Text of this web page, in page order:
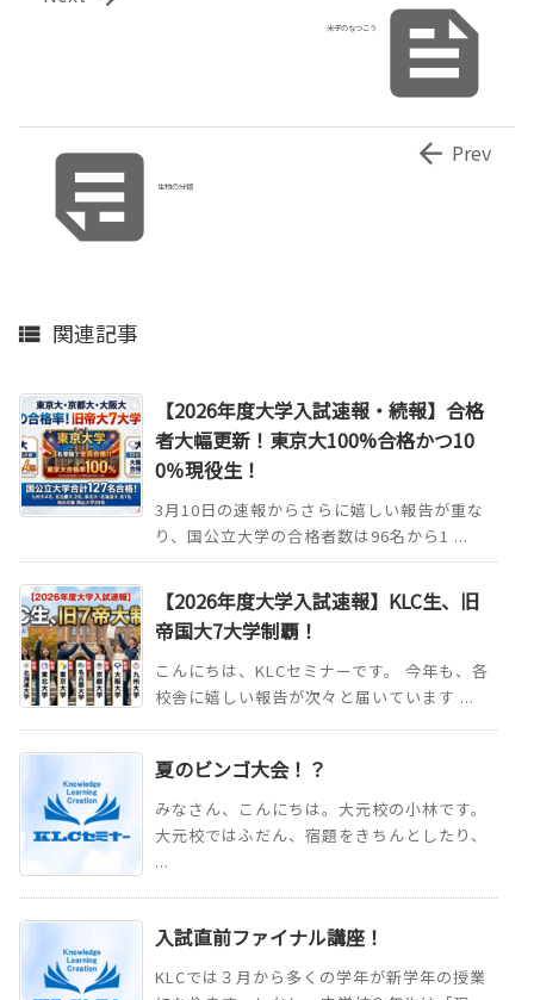

米子のなつこう
生物の分類
 Prev
 関連記事
【2026年度大学入試速報・続報】合格
者大幅更新！東京大100%合格かつ10
0％現役生！
3月10日の速報からさらに嬉しい報告が重な
り、国公立大学の合格者数は96名から1 ...
【2026年度大学入試速報】KLC生、旧
帝国大7大学制覇！
こんにちは、KLCセミナーです。 今年も、各
校舎に嬉しい報告が次々と届いています ...
夏のビンゴ大会！？
みなさん、こんにちは。大元校の小林です。
大元校ではふだん、宿題をきちんとしたり、
...
入試直前ファイナル講座！
KLCでは３月から多くの学年が新学年の授業